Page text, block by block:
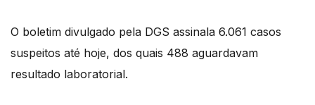
O boletim divulgado pela DGS assinala 6.061 casos
suspeitos até hoje, dos quais 488 aguardavam
resultado laboratorial.